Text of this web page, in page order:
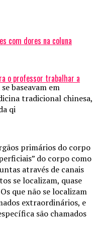
com dores na coluna
o professor trabalhar a
baseavam em
tradicional chinesa,
qi
primários do corpo
do corpo como
através de canais
se localizam, quase
que não se localizam
extraordinários, e
são chamados